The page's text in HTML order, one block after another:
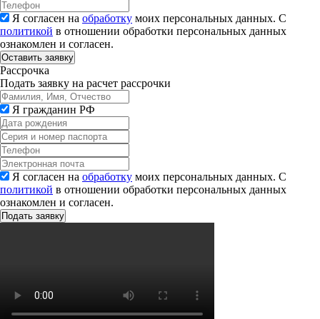
Я согласен на обработку моих персональных данных. С
политикой в отношении обработки персональных данных
ознакомлен и согласен.
Рассрочка
Подать заявку на расчет рассрочки
Я гражданин РФ
Я согласен на обработку моих персональных данных. С
политикой в отношении обработки персональных данных
ознакомлен и согласен.